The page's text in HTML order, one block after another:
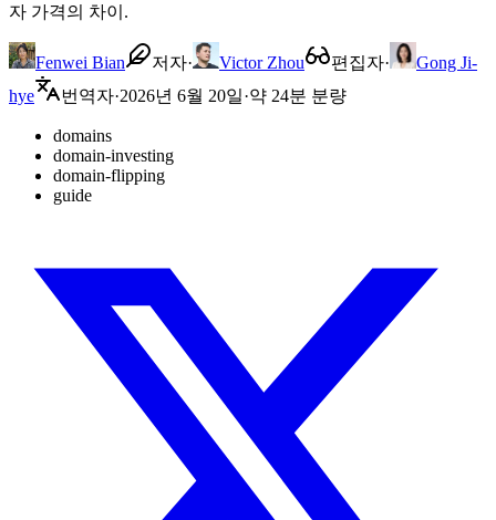
자 가격의 차이.
Fenwei Bian 저자· Victor Zhou 편집자·
Gong Ji-
hye
번역자·2026년 6월 20일·약 24분 분량
domains
domain-investing
domain-flipping
guide